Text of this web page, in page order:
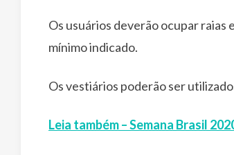
Os usuários deverão ocupar
mínimo indicado.
Os vestiários poderão ser
Leia também – Semana Brasil